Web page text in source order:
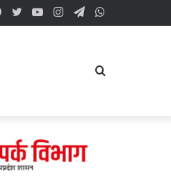
Telegram
Instagram
YouTube
Twitter
Facebook
Search